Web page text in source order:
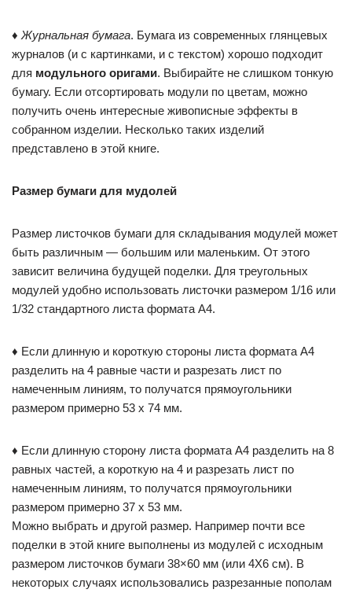
♦ Журнальная бумага. Бумага из современных глянцевых
журналов (и с картинками, и с текстом) хорошо подходит
для модульного оригами. Выбирайте не слишком тонкую
бумагу. Если отсортировать модули по цветам, можно
получить очень интересные живописные эффекты в
собранном изделии. Несколько таких изделий
представлено в этой книге.
Размер бумаги для мудолей
Размер листочков бумаги для складывания модулей может
быть различным — большим или маленьким. От этого
зависит величина будущей поделки. Для треугольных
модулей удобно использовать листочки размером 1/16 или
1/32 стандартного листа формата А4.
♦ Если длинную и короткую стороны листа формата А4
разделить на 4 равные части и разрезать лист по
намеченным линиям, то получатся прямоугольники
размером примерно 53 x 74 мм.
♦ Если длинную сторону листа формата А4 разделить на 8
равных частей, а короткую на 4 и разрезать лист по
намеченным линиям, то получатся прямоугольники
размером примерно 37 х 53 мм.
Можно выбрать и другой размер. Например почти все
поделки в этой книге выполнены из модулей с исходным
размером листочков бумаги 38×60 мм (или 4X6 см). В
некоторых случаях использовались разрезанные пополам